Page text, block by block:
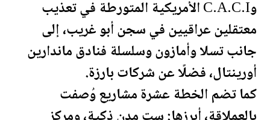
وC.A.C.I الأمريكية المتورطة في تعذيب
معتقلين عراقيين في سجن أبو غريب، إلى
جانب تسلا وأمازون وسلسلة فنادق ماندارين
أورينتال، فضلًا عن شركات بارزة.
كما تضم الخطة عشرة مشاريع وُصفت